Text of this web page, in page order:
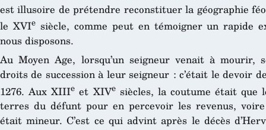
est illusoire de prétendre reconstituer la géographie
le XVIesiècle, comme peut en témoigner un rapide
nous disposons.
Au Moyen Age, lorsqu’un seigneur venait à mourir,
droits de succession à leur seigneur : c’était le devoir
1276. Aux XIIIe et XIVesiècles, la coutume était que
terres du défunt pour en percevoir les revenus,
était mineur. C’est ce qui advint après le décès